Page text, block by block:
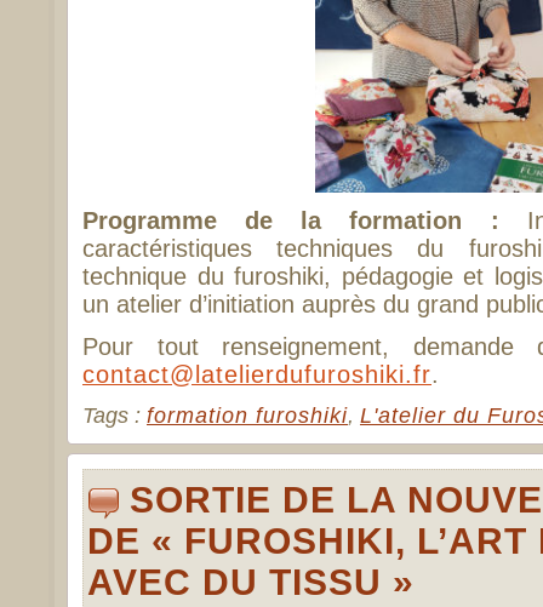
Programme de la formation :
caractéristiques techniques du
technique du furoshiki, pédagogie et
un atelier d’initiation auprès du grand
Pour tout renseignement,
contact@latelierdufuroshiki.fr.
Tags : formation furoshiki, L'atelier du
SORTIE DE LA
DE « FUROSHIKI, L’ART
AVEC DU TISSU »